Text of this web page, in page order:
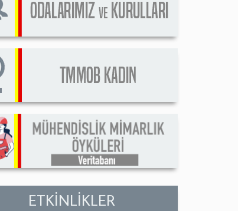
ETKİNLİKLER